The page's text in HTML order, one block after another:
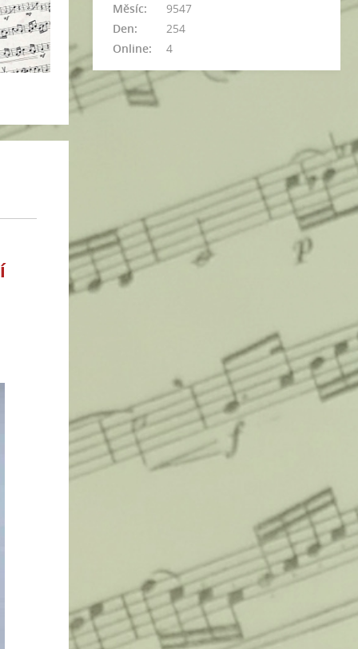
Online: 4
Měsíc:
9547
Den:
254